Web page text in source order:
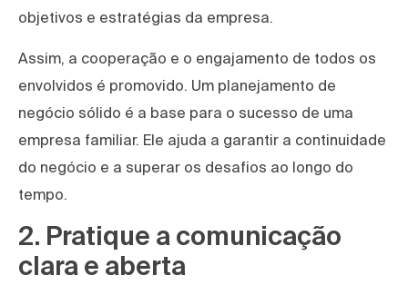
objetivos e estratégias da empresa.
Assim, a cooperação e o engajamento de todos os
envolvidos é promovido. Um planejamento de
negócio sólido é a base para o sucesso de uma
empresa familiar. Ele ajuda a garantir a continuidade
do negócio e a superar os desafios ao longo do
tempo.
2. Pratique a comunicação
clara e aberta